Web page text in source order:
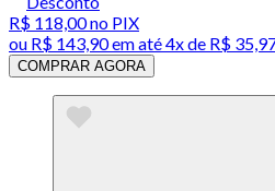
R$ 118,00no PIX
ou R$ 143,90em até4x de R$
COMPRAR AGORA